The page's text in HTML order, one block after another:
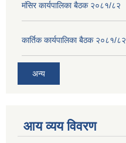
मंसिर कार्यपालिका बैठक २०८१/८२
कार्तिक कार्यपालिका बैठक २०८१/८२
अन्य
आय व्यय विवरण